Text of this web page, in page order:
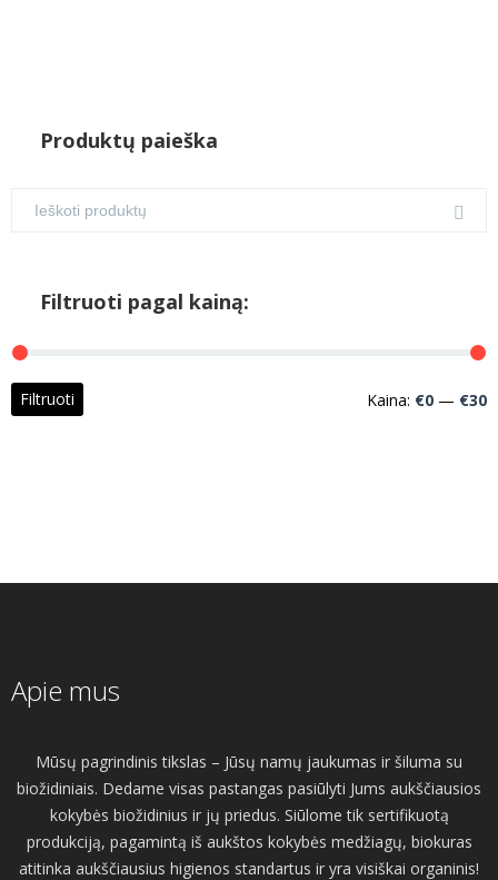
Produktų paieška
Filtruoti pagal kainą:
Filtruoti Kaina: €0 — €30
Apie mus
Mūsų pagrindinis tikslas – Jūsų namų jaukumas ir šiluma su
biožidiniais. Dedame visas pastangas pasiūlyti Jums aukščiausios
kokybės biožidinius ir jų priedus. Siūlome tik sertifikuotą
produkciją, pagamintą iš aukštos kokybės medžiagų, biokuras
atitinka aukščiausius higienos standartus ir yra visiškai organinis!